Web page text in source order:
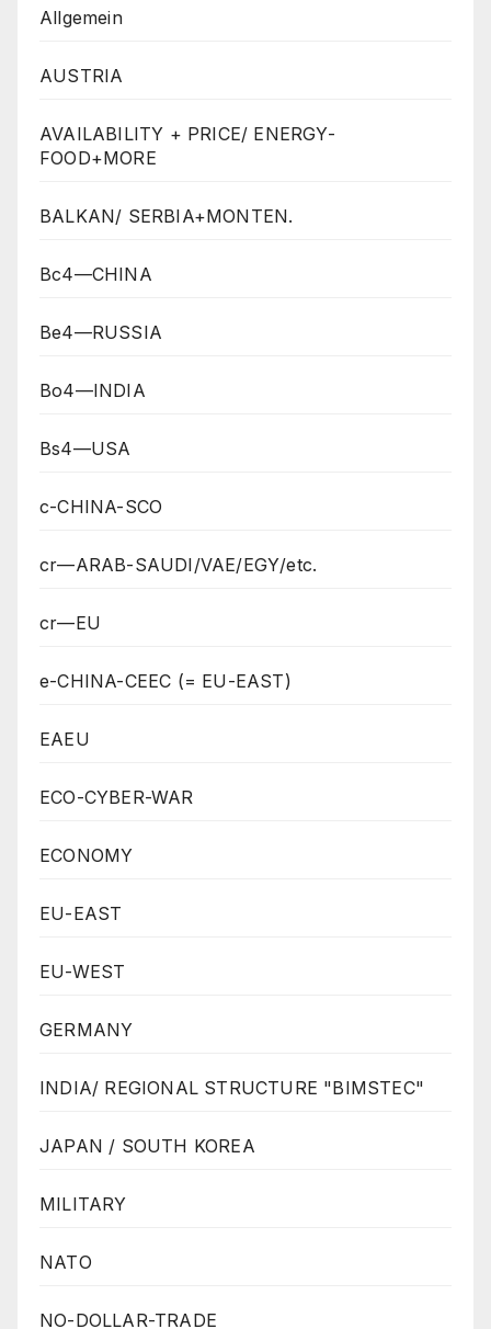
Allgemein
AUSTRIA
AVAILABILITY + PRICE/ ENERGY-
FOOD+MORE
BALKAN/ SERBIA+MONTEN.
Bc4—CHINA
Be4—RUSSIA
Bo4—INDIA
Bs4—USA
c-CHINA-SCO
cr—ARAB-SAUDI/VAE/EGY/etc.
cr—EU
e-CHINA-CEEC (= EU-EAST)
EAEU
ECO-CYBER-WAR
ECONOMY
EU-EAST
EU-WEST
GERMANY
INDIA/ REGIONAL STRUCTURE "BIMSTEC"
JAPAN / SOUTH KOREA
MILITARY
NATO
NO-DOLLAR-TRADE